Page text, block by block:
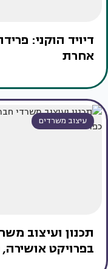
דיויד הוקני:
אחרת
עיצוב משרדים
בפרויקט